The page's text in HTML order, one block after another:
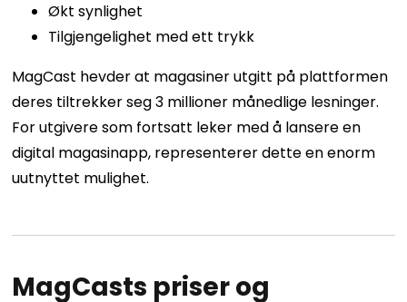
Økt synlighet
Tilgjengelighet med ett trykk
MagCast hevder at magasiner utgitt på plattformen
deres tiltrekker seg 3 millioner månedlige lesninger.
For utgivere som fortsatt leker med å lansere en
digital magasinapp, representerer dette en enorm
uutnyttet mulighet.
MagCasts priser og